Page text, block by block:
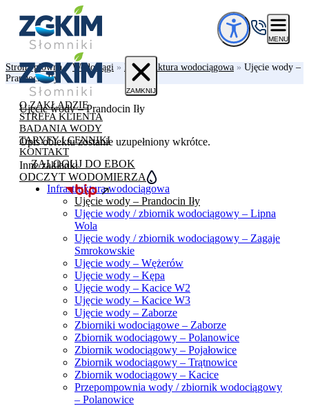
Przejdź do treści
MENU
ZAMKNIJ
O ZAKŁADZIE
STREFA KLIENTA
BADANIA WODY
TARYFY I CENNIKI
KONTAKT
ZALOGUJ DO EBOK
ODCZYT WODOMIERZA
Strona główna»Wodociągi » Infrastruktura wodociągowa » Ujęcie wody –
Prandocin Iły
Ujęcie wody – Prandocin Iły
Opis obiektu zostanie uzupełniony wkrótce.
Inne zakładki
Infrastruktura wodociągowa
Ujęcie wody – Prandocin Iły
Ujęcie wody / zbiornik wodociągowy – Lipna
Wola
Ujęcie wody / zbiornik wodociągowy – Zagaje
Smrokowskie
Ujęcie wody – Wężerów
Ujęcie wody – Kępa
Ujęcie wody – Kacice W2
Ujęcie wody – Kacice W3
Ujęcie wody – Zaborze
Zbiorniki wodociągowe – Zaborze
Zbiornik wodociągowy – Polanowice
Zbiornik wodociągowy – Pojałowice
Zbiornik wodociągowy – Trątnowice
Zbiornik wodociągowy – Kacice
Przepompownia wody / zbiornik wodociągowy
– Polanowice